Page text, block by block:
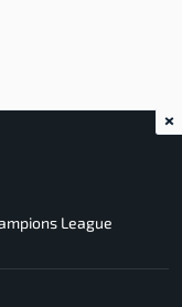
League
×